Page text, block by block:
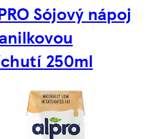
Sójový nápoj
250ml